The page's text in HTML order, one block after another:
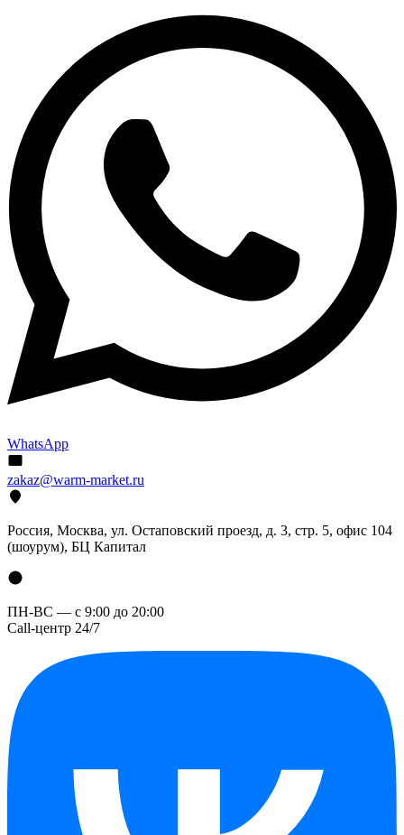
WhatsApp
zakaz@warm-market.ru
Россия, Москва, ул. Остаповский проезд, д. 3, стр. 5, офис 104
(шоурум), БЦ Капитал
ПН-ВС — с 9:00 до 20:00
Call-центр 24/7